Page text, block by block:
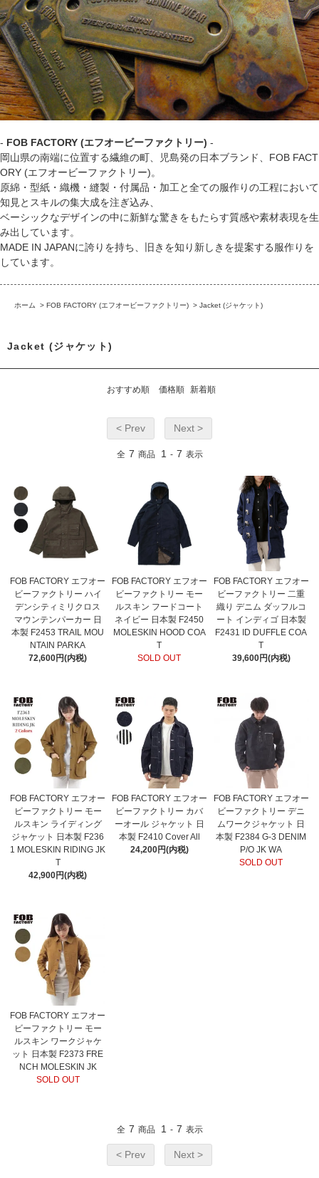
- FOB FACTORY (エフオービーファクトリー) -
岡山県の南端に位置する繊維の町、児島発の日本ブランド、FOB FACT
ORY (エフオービーファクトリー)。
原綿・型紙・織機・縫製・付属品・加工と全ての服作りの工程において
知見とスキルの集大成を注ぎ込み、
ベーシックなデザインの中に新鮮な驚きをもたらす質感や素材表現を生
み出しています。
MADE IN JAPANに誇りを持ち、旧きを知り新しきを提案する服作りを
しています。
ホーム > FOB FACTORY (エフオービーファクトリー) > Jacket (ジャケット)
Jacket (ジャケット)
おすすめ順 価格順 新着順
< Prev Next >
全 7 商品 1 - 7 表示
FOB FACTORY エフオー
ビーファクトリー ハイ
デンシティミリクロス
マウンテンパーカー 日
本製 F2453 TRAIL MOU
NTAIN PARKA
72,600円(内税)
FOB FACTORY エフオー
ビーファクトリー モー
ルスキン フードコート
ネイビー 日本製 F2450
MOLESKIN HOOD COA
T
SOLD OUT
FOB FACTORY エフオー
ビーファクトリー 二重
織り デニム ダッフルコ
ート インディゴ 日本製
F2431 ID DUFFLE COA
T
39,600円(内税)
FOB FACTORY エフオー
ビーファクトリー モー
ルスキン ライディング
ジャケット 日本製 F236
1 MOLESKIN RIDING JK
T
42,900円(内税)
FOB FACTORY エフオー
ビーファクトリー カバ
ーオール ジャケット 日
本製 F2410 Cover All
24,200円(内税)
FOB FACTORY エフオー
ビーファクトリー デニ
ムワークジャケット 日
本製 F2384 G-3 DENIM
P/O JK WA
SOLD OUT
FOB FACTORY エフオー
ビーファクトリー モー
ルスキン ワークジャケ
ット 日本製 F2373 FRE
NCH MOLESKIN JK
SOLD OUT
全 7 商品 1 - 7 表示
< Prev Next >